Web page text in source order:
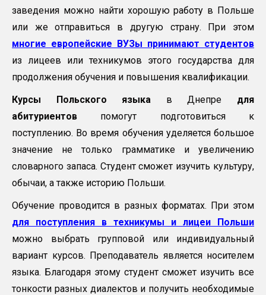
заведения можно найти хорошую работу в Польше
или же отправиться в другую страну. При этом
многие европейские ВУЗы принимают студентов
из лицеев или техникумов этого государства для
продолжения обучения и повышения квалификации.
Курсы Польского языка в Днепре для
абитуриентов помогут подготовиться к
поступлению. Во время обучения уделяется большое
значение не только грамматике и увеличению
словарного запаса. Студент сможет изучить культуру,
обычаи, а также историю Польши.
Обучение проводится в разных форматах. При этом
для поступления в техникумы и лицеи Польши
можно выбрать групповой или индивидуальный
вариант курсов. Преподаватель является носителем
языка. Благодаря этому студент сможет изучить все
тонкости разных диалектов и получить необходимые